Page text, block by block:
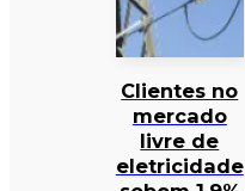
Clientes no
mercado
livre de
eletricidade